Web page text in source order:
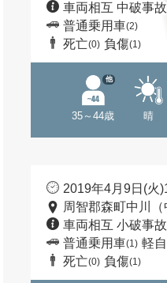
車両相互 中破事故
普通乗用車(2)
死亡(0) 負傷(1)
35～44歳
他
晴
2019年4月9日(火
周智郡森町中川
車両相互 小破事故
普通乗用車(1) 軽
死亡(0) 負傷(1)